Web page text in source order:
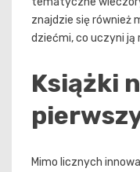
znajdzie się również
dziećmi, co uczyni ją
Książki
Mimo licznych